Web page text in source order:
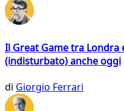
Il Great Game tra
(indisturbato) anche oggi
di Giorgio Ferrari